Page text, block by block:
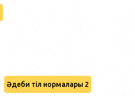
Әдеби тіл нормалары 2